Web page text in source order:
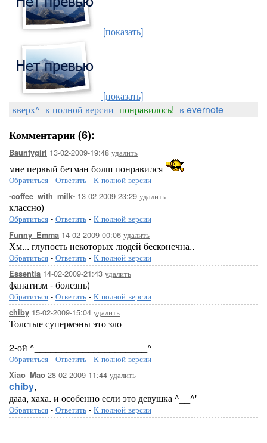
[показать]
[показать]
вверх^ к полной версии понравилось! в evernote
Комментарии (6):
Bauntygirl 13-02-2009-19:48 удалить
мне первый бетман болш понравился
Обратиться - Ответить - К полной версии
-coffee_with_milk- 13-02-2009-23:29 удалить
классно)
Обратиться - Ответить - К полной версии
Funny_Emma 14-02-2009-00:06 удалить
Хм... глупость некоторых людей бесконечна..
Обратиться - Ответить - К полной версии
Essentia 14-02-2009-21:43 удалить
фанатизм - болезнь)
Обратиться - Ответить - К полной версии
chiby 15-02-2009-15:04 удалить
Толстые супермэны это зло
2-ой ^_____________________^
Обратиться - Ответить - К полной версии
Xiao_Mao 28-02-2009-11:44 удалить
chiby,
дааа, хаха. и особенно если это девушка ^__^'
Обратиться - Ответить - К полной версии